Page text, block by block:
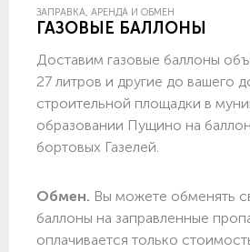
ЗАПРАВКА, АРЕНДА И ОБМЕН
ГАЗОВЫЕ БАЛЛОНЫ
Доставим газовые баллоны
27 литров и другие до вашего
строительной площадки в
образовании Пущино на
бортовых Газелей.
Обмен. Вы можете обменять
баллоны на заправленные
оплачивается только